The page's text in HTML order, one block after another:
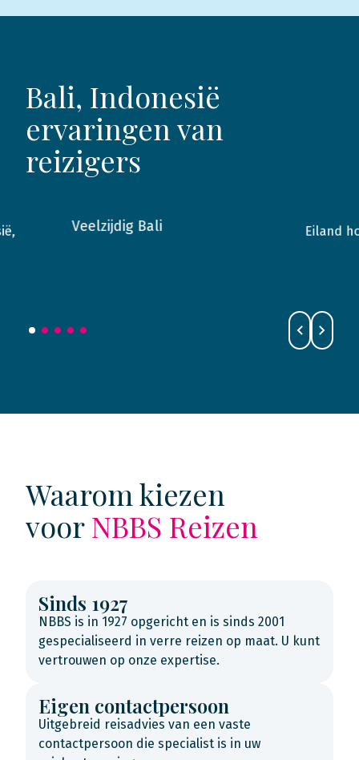
Bali, Indonesië
ervaringen van
reizigers
2018 Bali
Veelzijdig Bali
2017
Eiland
Waarom kiezen
voorNBBS Reizen
Sinds 1927
NBBS is in 1927 opgericht en is sinds 2001
gespecialiseerd in verre reizen op maat. U kunt
vertrouwen op onze expertise.
Eigen contactpersoon
Uitgebreid reisadvies van een vaste
contactpersoon die specialist is in uw